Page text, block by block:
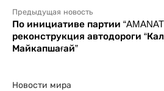
Предыдущая новость
По инициативе партии
реконструкция автодороги
Майкапшағай”
Новости мира